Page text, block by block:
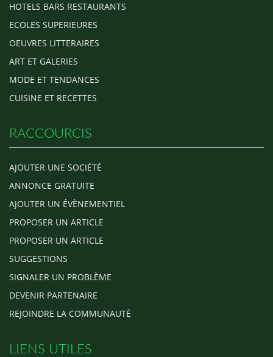
HOTELS BARS RESTAURANTS
ECOLES SUPERIEURES
OEUVRES LITTERAIRES
ART ET GALERIES
MODE ET TENDANCES
CUISINE ET RECETTES
RACCOURCIS
AJOUTER UNE SOCIÉTÉ
ANNONCE GRATUITE
AJOUTER UN ÉVÈNEMENTIEL
PROPOSER UN ARTICLE
PROPOSER UN ARTICLE
SUGGESTIONS
SIGNALER UN PROBLÈME
DEVENIR PARTENAIRE
REJOINDRE LA COMMUNAUTÉ
LIENS UTILES